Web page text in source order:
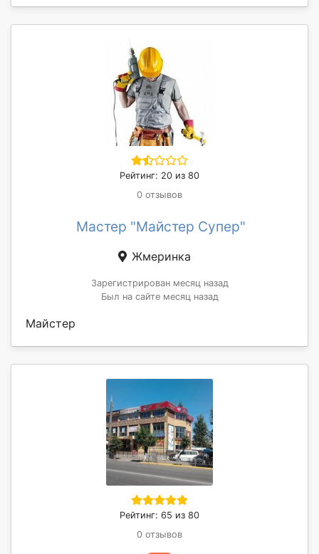
Рейтинг: 20 из 80
0 отзывов
Мастер "Майстер Супер"
Жмеринка
Зарегистрирован месяц назад
Был на сайте месяц назад
Майстер
Рейтинг: 65 из 80
0 отзывов